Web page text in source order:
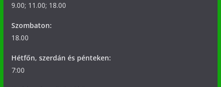
9.00; 11.00; 18.00
Szombaton:
18.00
Hétfőn, szerdán és pénteken:
7:00